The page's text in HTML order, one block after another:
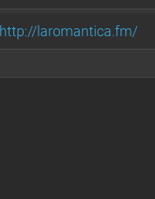
http://laromantica.fm/